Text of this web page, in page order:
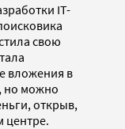
IT-
свою
вложения в
но можно
открыв,
центре.